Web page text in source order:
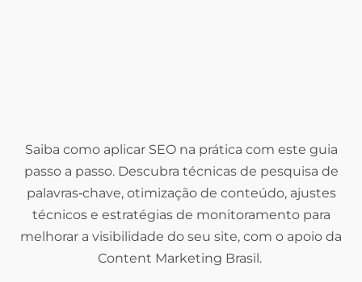
Saiba como aplicar SEO na prática com este guia
passo a passo. Descubra técnicas de pesquisa de
palavras‑chave, otimização de conteúdo, ajustes
técnicos e estratégias de monitoramento para
melhorar a visibilidade do seu site, com o apoio da
Content Marketing Brasil.